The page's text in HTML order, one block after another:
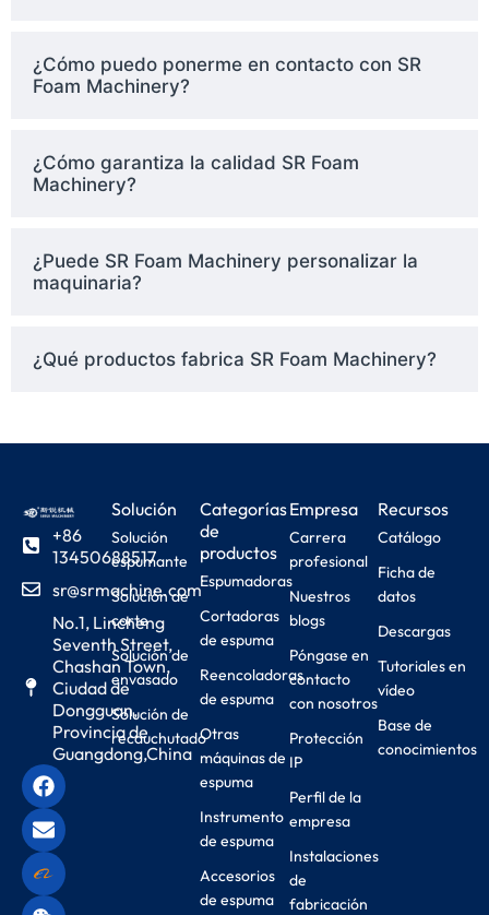
¿Cómo puedo ponerme en contacto con SR
Foam Machinery?
¿Cómo garantiza la calidad SR Foam
Machinery?
¿Puede SR Foam Machinery personalizar la
maquinaria?
¿Qué productos fabrica SR Foam Machinery?
+86
13450688517
sr@srmachine.com
No.1, Lincheng
Seventh Street,
Chashan Town,
Ciudad de
Dongguan,
Provincia de
Guangdong,China
Solución
Solución
espumante
Solución de
corte
Solución de
envasado
Solución de
recauchutado
Categorías
de
productos
Espumadoras
Cortadoras
de espuma
Reencoladoras
de espuma
Otras
máquinas de
espuma
Instrumento
de espuma
Accesorios
de espuma
Empresa
Carrera
profesional
Nuestros
blogs
Póngase en
contacto
con nosotros
Protección
IP
Perfil de la
empresa
Instalaciones
de
fabricación
Recursos
Catálogo
Ficha de
datos
Descargas
Tutoriales en
vídeo
Base de
conocimientos